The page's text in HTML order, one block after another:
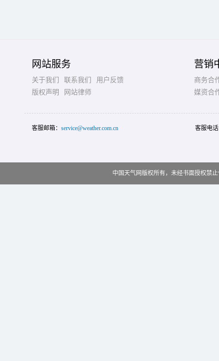
网站服务
关于我们 联系我们
用户反馈
版权声明
网站律师
营销
商务合
媒资合
客服邮箱： service@weather.com.cn 客服电
中国天气网版权所有，未经书面授权